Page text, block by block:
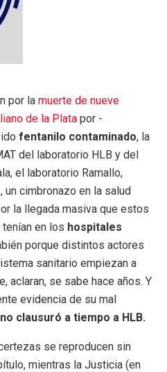
por la muerte de nueve
de la Plata por -
fentanilo contaminado, la
del laboratorio HLB y del
el laboratorio Ramallo,
cimbronazo en la salud
la llegada masiva que estos
en los hospitales
porque distintos actores
sanitario empiezan a
aclaran, se sabe hace años. Y
evidencia de su mal
clausuró a tiempo a HLB.
se reproducen sin
mientras la Justicia (en